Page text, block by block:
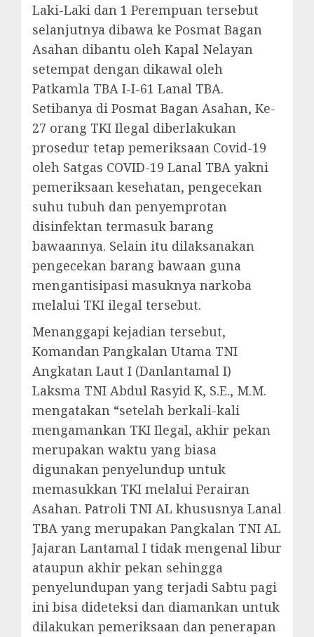
Laki-Laki dan 1 Perempuan tersebut
selanjutnya dibawa ke Posmat Bagan
Asahan dibantu oleh Kapal Nelayan
setempat dengan dikawal oleh
Patkamla TBA I-I-61 Lanal TBA.
Setibanya di Posmat Bagan Asahan, Ke-
27 orang TKI Ilegal diberlakukan
prosedur tetap pemeriksaan Covid-19
oleh Satgas COVID-19 Lanal TBA yakni
pemeriksaan kesehatan, pengecekan
suhu tubuh dan penyemprotan
disinfektan termasuk barang
bawaannya. Selain itu dilaksanakan
pengecekan barang bawaan guna
mengantisipasi masuknya narkoba
melalui TKI ilegal tersebut.
Menanggapi kejadian tersebut,
Komandan Pangkalan Utama TNI
Angkatan Laut I (Danlantamal I)
Laksma TNI Abdul Rasyid K, S.E., M.M.
mengatakan “setelah berkali-kali
mengamankan TKI Ilegal, akhir pekan
merupakan waktu yang biasa
digunakan penyelundup untuk
memasukkan TKI melalui Perairan
Asahan. Patroli TNI AL khususnya Lanal
TBA yang merupakan Pangkalan TNI AL
Jajaran Lantamal I tidak mengenal libur
ataupun akhir pekan sehingga
penyelundupan yang terjadi Sabtu pagi
ini bisa dideteksi dan diamankan untuk
dilakukan pemeriksaan dan penerapan